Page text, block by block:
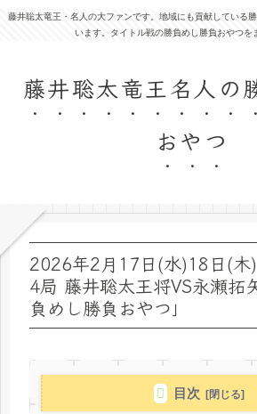
藤井聡太竜王・名人の大ファンです。地域にも貢献している
います。タイトル戦の勝負めし勝負おやつを
藤井聡太竜王名人の
おやつ
2026年2月17日(水)18日(木
4局 藤井聡太王将VS永瀬拓
負めし勝負おやつ」
目次